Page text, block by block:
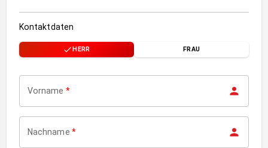
Kontaktdaten
HERR FRAU
Vorname *
Nachname *